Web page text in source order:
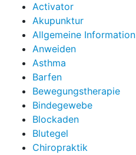
Activator
Akupunktur
Allgemeine Information
Anweiden
Asthma
Barfen
Bewegungstherapie
Bindegewebe
Blockaden
Blutegel
Chiropraktik